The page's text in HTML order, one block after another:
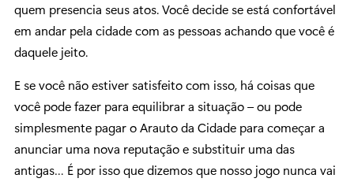
quem presencia seus atos. Você decide se está confortável
em andar pela cidade com as pessoas achando que você é
daquele jeito.
E se você não estiver satisfeito com isso, há coisas que
você pode fazer para equilibrar a situação – ou pode
simplesmente pagar o Arauto da Cidade para começar a
anunciar uma nova reputação e substituir uma das
antigas… É por isso que dizemos que nosso jogo nunca vai